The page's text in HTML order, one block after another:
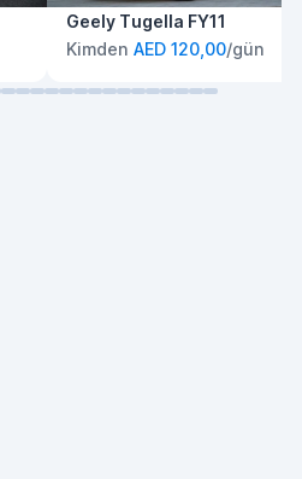
Geely Tugella FY11
Kimden AED 120,00/gün